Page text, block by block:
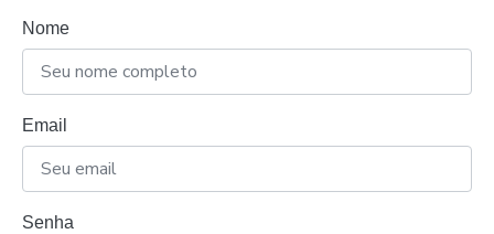
Nome
Email
Senha